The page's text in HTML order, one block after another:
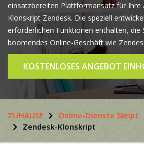
einsatzbereiten Plattformansatz für Ihre
Klonskript Zendesk. Die speziell
erforderlichen Funktionen enthalten, die
boomendes Online-Geschäft wie
KOSTENLOSES ANGEBOT
ZUHAUSE
Online-Dienste Skript
Zendesk-Klonskript